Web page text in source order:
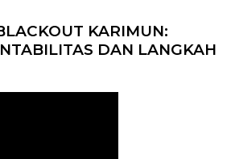
KARIMUN:
DAN LANGKAH